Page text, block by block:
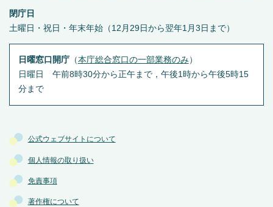
公式ウェブサイトについて
個人情報の取り扱い
免責事項
著作権について
閉庁日
土曜日・祝日・年末年始（12月29日から翌年1月3日まで）
日曜窓口開庁（本庁総合窓口の一部業務のみ ）
日曜日 午前8時30分から正午まで，午後1時から午後5時15
分まで